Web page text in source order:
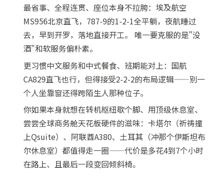
最省事、全程连贯、座位本身不拉胯：埃及航空
MS956北京直飞，787-9的1-2-1全平躺，夜航睡过
去，早到开罗，落地直接开工。 唯一要克服的是"没
酒"和软服务偏朴素。
更习惯中文服务和中式餐食、班期能对上：国航
CA829直飞也行，但得接受2-2-2的布局逻辑——别一
个人坐靠窗还得跨陌生人那种位子。
你如果本身就想在转机枢纽歇个脚、用顶级休息室、
尝尝全球商务舱天花板硬件的滋味：卡塔尔（祈祷撞
上Qsuite）、阿联酋A380、土耳其（冲那个伊斯坦布
尔休息室）都值得走一圈——代价是多花4到7个小时
在路上、且最后一段变回倾斜椅。